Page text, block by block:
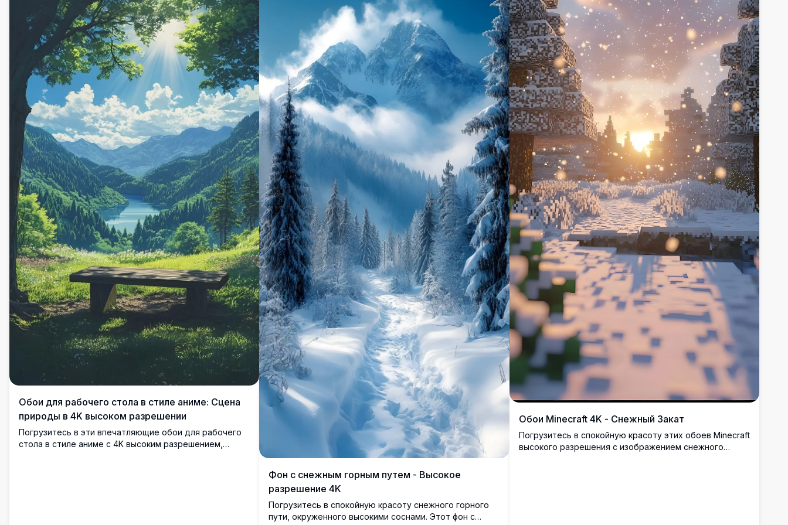
Обои для рабочего стола в стиле аниме: Сцена
природы в 4K высоком разрешении
Погрузитесь в эти впечатляющие обои для рабочего
стола в стиле аниме с 4K высоким разрешением,
Фон с снежным горным путем - Высокое
разрешение 4K
Погрузитесь в спокойную красоту снежного горного
пути, окруженного высокими соснами. Этот фон с
Обои Minecraft 4K - Снежный Закат
Погрузитесь в спокойную красоту этих обоев Minecraft
высокого разрешения с изображением снежного